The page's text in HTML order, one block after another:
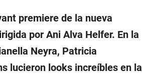
premiere de la nueva
por Ani Alva Helfer. En la
Neyra, Patricia
lucieron looks increíbles en la